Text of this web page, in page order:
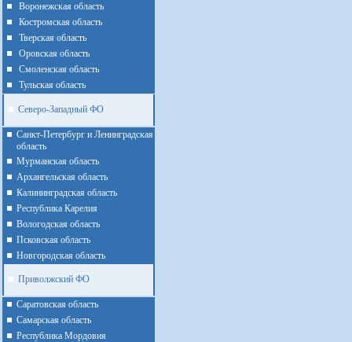
Воронежская область
Костромская область
Тверская область
Оровская область
Смоленская область
Тульская область
Северо-Западный ФО
Санкт-Петербург и Ленинградская
область
Мурманская область
Архангельская область
Калининградская область
Республика Карелия
Вологодская область
Псковская область
Новгородская область
Приволжский ФО
Cаратовская область
Cамарская область
Республика Мордовия